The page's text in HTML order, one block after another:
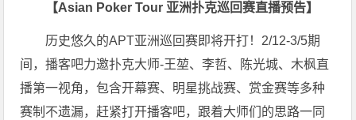
【Asian Poker Tour 亚洲扑克巡回赛直播预告】
历史悠久的APT亚洲巡回赛即将开打！2/12-3/5期
间，播客吧力邀扑克大师-王堃、李哲、陈光城、木枫直
播第一视角，包含开幕赛、明星挑战赛、赏金赛等多种
赛制不遗漏，赶紧打开播客吧，跟着大师们的思路一同